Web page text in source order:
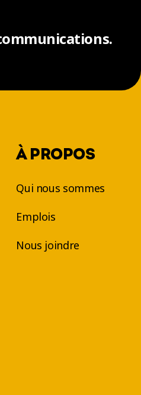
À PROPOS
Qui nous sommes
Emplois
Nous joindre